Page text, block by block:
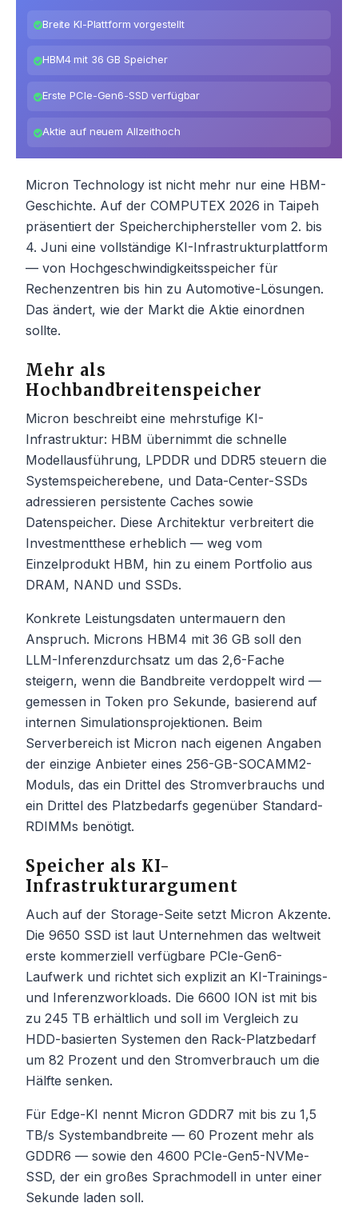
Breite KI-Plattform vorgestellt
HBM4 mit 36 GB Speicher
Erste PCIe-Gen6-SSD verfügbar
Aktie auf neuem Allzeithoch
Micron Technology ist nicht mehr nur eine HBM-
Geschichte. Auf der COMPUTEX 2026 in Taipeh
präsentiert der Speicherchiphersteller vom 2. bis
4. Juni eine vollständige KI-Infrastrukturplattform
— von Hochgeschwindigkeitsspeicher für
Rechenzentren bis hin zu Automotive-Lösungen.
Das ändert, wie der Markt die Aktie einordnen
sollte.
Mehr als
Hochbandbreitenspeicher
Micron beschreibt eine mehrstufige KI-
Infrastruktur: HBM übernimmt die schnelle
Modellausführung, LPDDR und DDR5 steuern die
Systemspeicherebene, und Data-Center-SSDs
adressieren persistente Caches sowie
Datenspeicher. Diese Architektur verbreitert die
Investmentthese erheblich — weg vom
Einzelprodukt HBM, hin zu einem Portfolio aus
DRAM, NAND und SSDs.
Konkrete Leistungsdaten untermauern den
Anspruch. Microns HBM4 mit 36 GB soll den
LLM-Inferenzdurchsatz um das 2,6-Fache
steigern, wenn die Bandbreite verdoppelt wird —
gemessen in Token pro Sekunde, basierend auf
internen Simulationsprojektionen. Beim
Serverbereich ist Micron nach eigenen Angaben
der einzige Anbieter eines 256-GB-SOCAMM2-
Moduls, das ein Drittel des Stromverbrauchs und
ein Drittel des Platzbedarfs gegenüber Standard-
RDIMMs benötigt.
Speicher als KI-
Infrastrukturargument
Auch auf der Storage-Seite setzt Micron Akzente.
Die 9650 SSD ist laut Unternehmen das weltweit
erste kommerziell verfügbare PCIe-Gen6-
Laufwerk und richtet sich explizit an KI-Trainings-
und Inferenzworkloads. Die 6600 ION ist mit bis
zu 245 TB erhältlich und soll im Vergleich zu
HDD-basierten Systemen den Rack-Platzbedarf
um 82 Prozent und den Stromverbrauch um die
Hälfte senken.
Für Edge-KI nennt Micron GDDR7 mit bis zu 1,5
TB/s Systembandbreite — 60 Prozent mehr als
GDDR6 — sowie den 4600 PCIe-Gen5-NVMe-
SSD, der ein großes Sprachmodell in unter einer
Sekunde laden soll.